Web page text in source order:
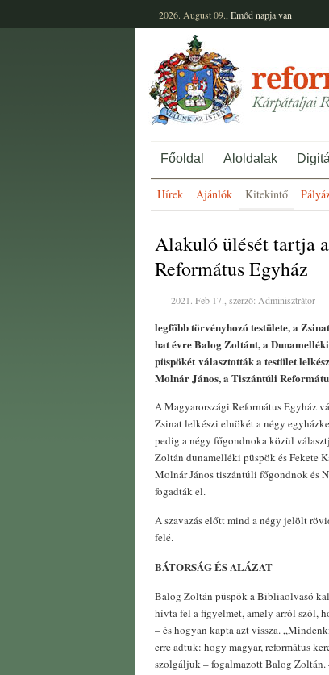
2026. August 09., Emődnapja van
Főoldal Aloldalak
Hírek Ajánlók Kitekintő
Alakuló ülését tartja
Református Egyház
2021. Feb 17., szerző: Adminisztrátor
legfőbb törvényhozó testülete, a
hat évre Balog Zoltánt, a
püspökét választották a testület
Molnár János, a Tiszántúli
A Magyarországi Református Egyház
Zsinat lelkészi elnökét a négy
pedig a négy főgondnoka közül
Zoltán dunamelléki püspök és Fekete
Molnár János tiszántúli főgondnok és
fogadták el.
A szavazás előtt mind a négy jelölt
felé.
BÁTORSÁG ÉS ALÁZAT
Balog Zoltán püspök a Bibliaolvasó
hívta fel a figyelmet, amely arról szól,
– és hogyan kapta azt vissza.
erre adtuk: hogy magyar, református
szolgáljuk – fogalmazott Balog Zoltán.